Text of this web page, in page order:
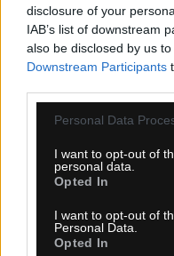
disclosure of your
IAB’s list of downstream
also be disclosed by us
Downstream Participants
Personal Data
I want to opt-out of
personal data.
Opted In
I want to opt-out of
Personal Data.
Opted In